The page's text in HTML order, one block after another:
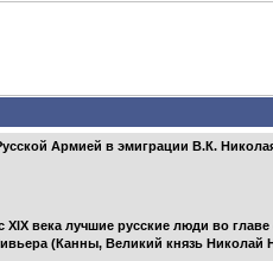
Армией в эмиграции В.К.
века лучшие русские люди во
(Канны, Великий князь Николай